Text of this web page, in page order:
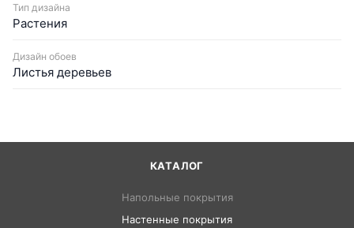
Тип дизайна
Растения
Дизайн обоев
Листья деревьев
КАТАЛОГ
Напольные покрытия
Настенные покрытия